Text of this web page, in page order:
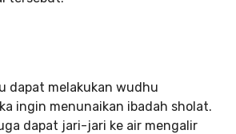
dapat melakukan wudhu
ingin menunaikan ibadah sholat.
dapat jari-jari ke air mengalir